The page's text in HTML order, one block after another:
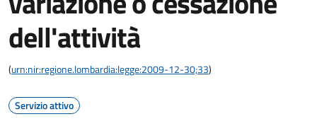
dell'attività
(urn:nir:regione.lombardia:legge:2009-12-30;33)
Servizio attivo